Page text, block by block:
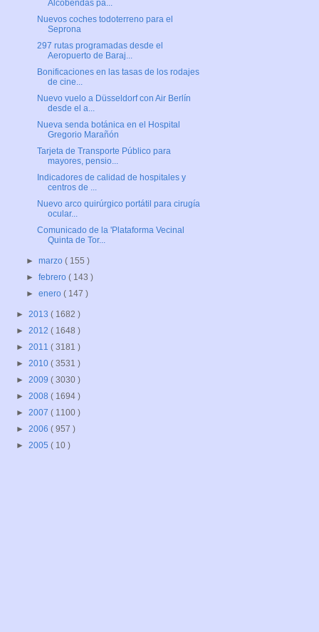
Alcobendas pa...
Nuevos coches todoterreno para el
Seprona
297 rutas programadas desde el
Aeropuerto de Baraj...
Bonificaciones en las tasas de los rodajes
de cine...
Nuevo vuelo a Düsseldorf con Air Berlín
desde el a...
Nueva senda botánica en el Hospital
Gregorio Marañón
Tarjeta de Transporte Público para
mayores, pensio...
Indicadores de calidad de hospitales y
centros de ...
Nuevo arco quirúrgico portátil para cirugía
ocular...
Comunicado de la 'Plataforma Vecinal
Quinta de Tor...
►marzo( 155 )
►febrero( 143 )
►enero( 147 )
► 2013 ( 1682 )
► 2012 ( 1648 )
► 2011 ( 3181 )
► 2010 ( 3531 )
► 2009 ( 3030 )
► 2008 ( 1694 )
► 2007 ( 1100 )
► 2006 ( 957 )
► 2005 ( 10 )